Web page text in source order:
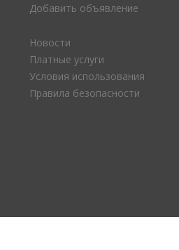
Добавить объявление
Новости
Платные услуги
Условия использования
Правила безопасности